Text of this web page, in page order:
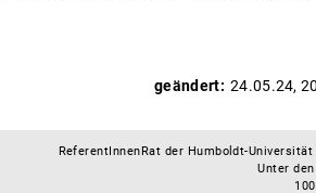
geändert: 24.05.24,
ReferentInnenRat der Humboldt-
Unter